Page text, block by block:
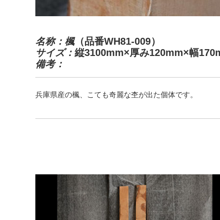
名称：楓（品番WH81-009）
サイズ： 縦3100mm×厚み120mm×幅
備考：
兵庫県産の楓、こても奇麗な杢が出た個体です。